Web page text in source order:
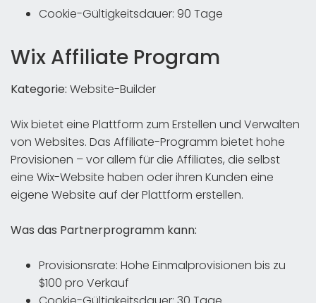
Cookie-Gültigkeitsdauer: 90 Tage
Wix Affiliate Program
Kategorie: Website-Builder
Wix bietet eine Plattform zum Erstellen und Verwalten
von Websites. Das Affiliate-Programm bietet hohe
Provisionen – vor allem für die Affiliates, die selbst
eine Wix-Website haben oder ihren Kunden eine
eigene Website auf der Plattform erstellen.
Was das Partnerprogramm kann:
Provisionsrate: Hohe Einmalprovisionen bis zu
$100 pro Verkauf